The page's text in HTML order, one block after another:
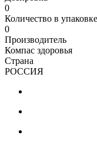
0
Количество в упаковке
0
Производитель
Компас здоровья
Страна
РОССИЯ